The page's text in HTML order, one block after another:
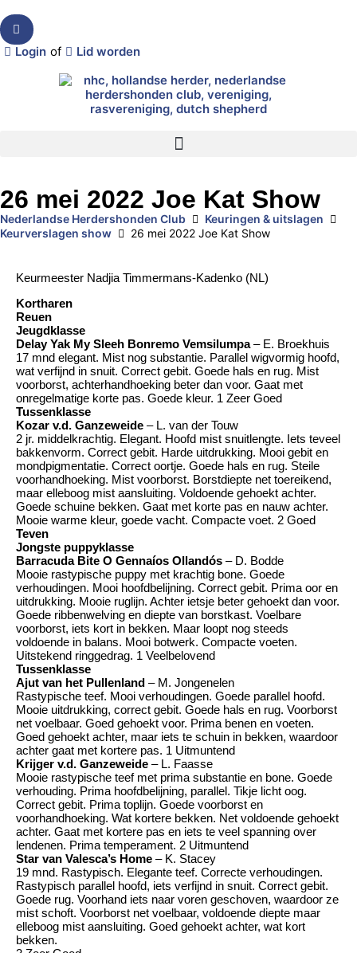
Login of Lid worden
26 mei 2022 Joe Kat Show
Nederlandse Herdershonden Club
Keuringen & uitslagen
Keurverslagen show
26 mei 2022 Joe Kat Show
Keurmeester Nadjia Timmermans-Kadenko (NL)
Kortharen
Reuen
Jeugdklasse
Delay Yak My Sleeh Bonremo Vemsilumpa– E. Broekhuis
17 mnd elegant. Mist nog substantie. Parallel wigvormig hoofd,
wat verfijnd in snuit. Correct gebit. Goede hals en rug. Mist
voorborst, achterhandhoeking beter dan voor. Gaat met
onregelmatige korte pas. Goede kleur. 1 Zeer Goed
Tussenklasse
Kozar v.d. Ganzeweide – L. van der Touw
2 jr. middelkrachtig. Elegant. Hoofd mist snuitlengte. Iets teveel
bakkenvorm. Correct gebit. Harde uitdrukking. Mooi gebit en
mondpigmentatie. Correct oortje. Goede hals en rug. Steile
voorhandhoeking. Mist voorborst. Borstdiepte net toereikend,
maar elleboog mist aansluiting. Voldoende gehoekt achter.
Goede schuine bekken. Gaat met korte pas en nauw achter.
Mooie warme kleur, goede vacht. Compacte voet. 2 Goed
Teven
Jongste puppyklasse
Barracuda Bite O Gennaíos Ollandós – D. Bodde
Mooie rastypische puppy met krachtig bone. Goede
verhoudingen. Mooi hoofdbelijning. Correct gebit. Prima oor en
uitdrukking. Mooie ruglijn. Achter ietsje beter gehoekt dan voor.
Goede ribbenwelving en diepte van borstkast. Voelbare
voorborst, iets kort in bekken. Maar loopt nog steeds
voldoende in balans. Mooi botwerk. Compacte voeten.
Uitstekend ringgedrag. 1 Veelbelovend
Tussenklasse
Ajut van het Pullenland – M. Jongenelen
Rastypische teef. Mooi verhoudingen. Goede parallel hoofd.
Mooie uitdrukking, correct gebit. Goede hals en rug. Voorborst
net voelbaar. Goed gehoekt voor. Prima benen en voeten.
Goed gehoekt achter, maar iets te schuin in bekken, waardoor
achter gaat met kortere pas. 1 Uitmuntend
Krijger v.d. Ganzeweide – L. Faasse
Mooie rastypische teef met prima substantie en bone. Goede
verhouding. Prima hoofdbelijning, parallel. Tikje licht oog.
Correct gebit. Prima toplijn. Goede voorborst en
voorhandhoeking. Wat kortere bekken. Net voldoende gehoekt
achter. Gaat met kortere pas en iets te veel spanning over
lendenen. Prima temperament. 2 Uitmuntend
Star van Valesca’s Home – K. Stacey
19 mnd. Rastypisch. Elegante teef. Correcte verhoudingen.
Rastypisch parallel hoofd, iets verfijnd in snuit. Correct gebit.
Goede rug. Voorhand iets naar voren geschoven, waardoor ze
mist schoft. Voorborst net voelbaar, voldoende diepte maar
elleboog mist aansluiting. Goed gehoekt achter, wat kort
bekken.